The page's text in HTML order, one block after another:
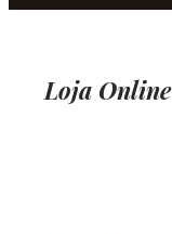
Loja Online